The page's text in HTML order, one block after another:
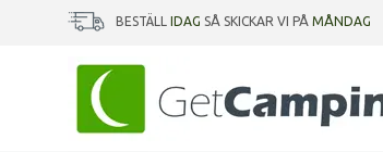
BESTÄLL IDAG SÅ SKICKAR VI PÅ MÅNDAG